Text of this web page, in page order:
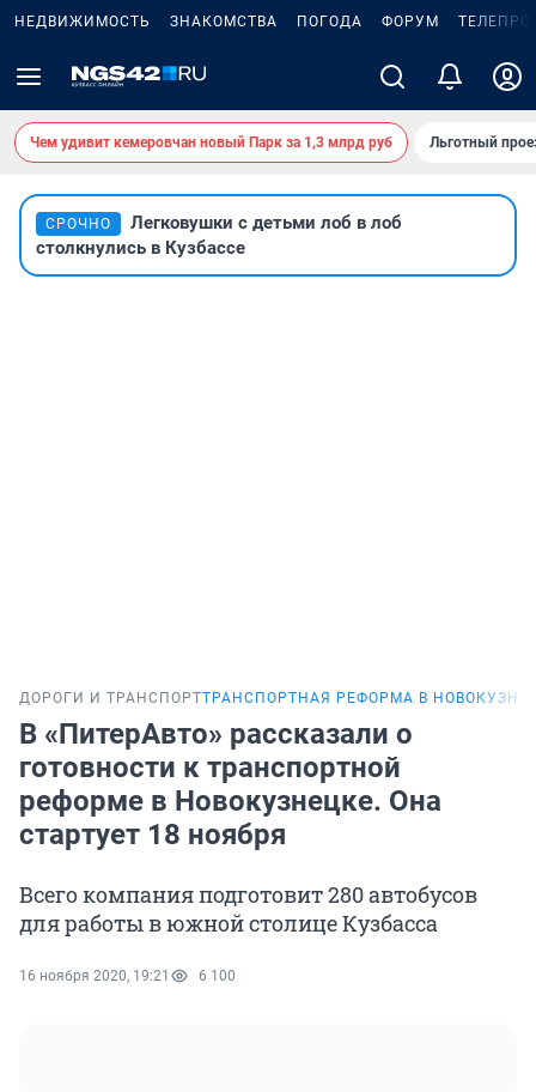
НЕДВИЖИМОСТЬ ЗНАКОМСТВА ПОГОДА ФОРУМ
Чем удивит кемеровчан новый Парк за 1,3 млрд руб Льготный
СРОЧНО
Легковушки с детьми лоб в лоб
столкнулись в Кузбассе
ДОРОГИ И ТРАНСПОРТТРАНСПОРТНАЯ РЕФОРМА В
В «ПитерАвто» рассказали о
готовности к транспортной
реформе в Новокузнецке. Она
стартует 18 ноября
Всего компания подготовит 280 автобусов
для работы в южной столице Кузбасса
16 ноября 2020, 19:21 6 100